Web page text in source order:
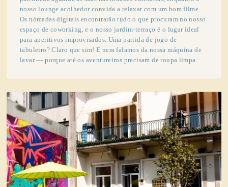
nosso lounge acolhedor convida a relaxar com um bom filme.
Os nómadas digitais encontrarão tudo o que procuram no nosso
espaço de coworking, e o nosso jardim-terraço é o lugar ideal
para aperitivos improvisados. Uma partida de jogo de
tabuleiro? Claro que sim! E nem falamos da nossa máquina de
lavar — porque até os aventureiros precisam de roupa limpa.